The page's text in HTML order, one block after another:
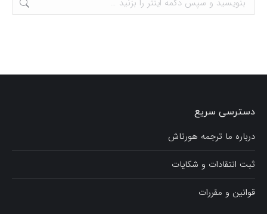
دسترسی سریع
درباره ما ترجمه هورتاش
ثبت انتقادات و شکایات
قوانین و مقررات